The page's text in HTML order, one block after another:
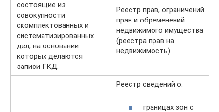
состоящие из
совокупности
скомплектованных и
систематизированных
дел, на основании
которых делаются
записи ГКД.
Реестр прав, ограничений
прав и обременений
недвижимого имущества
(реестра прав на
недвижимость).
Реестр сведений о:
границах зон с